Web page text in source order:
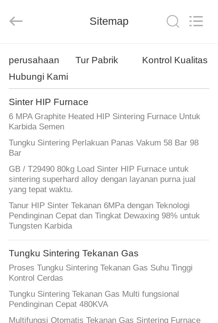
PRODUK
TENTANG
KAMI
TUR
PABRIK
KONTROL
KUALITAS
HUBUNGI
KAMI
MINTA
KUTIPAN
Manufacturing
Co.,Ltd.
Sitemap
perusahaan Tur Pabrik
Kontrol Kualitas
Hubungi Kami
Sinter HIP Furnace
6 MPA Graphite Heated HIP Sintering Furnace Untuk
Karbida Semen
Tungku Sintering Perlakuan Panas Vakum 58 Bar 98
Bar
GB / T29490 80kg Load Sinter HIP Furnace untuk
sintering superhard alloy dengan layanan purna jual
yang tepat waktu.
Tanur HIP Sinter Tekanan 6MPa dengan Teknologi
Pendinginan Cepat dan Tingkat Dewaxing 98% untuk
Tungsten Karbida
Tungku Sintering Tekanan Gas
Proses Tungku Sintering Tekanan Gas Suhu Tinggi
Kontrol Cerdas
Tungku Sintering Tekanan Gas Multi fungsional
Pendinginan Cepat 480KVA
Multifungsi Otomatis Tekanan Gas Sintering Furnace